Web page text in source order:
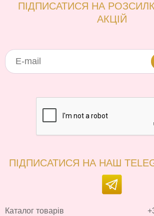
ПІДПИСАТИСЯ НА
АКЦІЙ
ПІДПИСАТИСЯ НА НАШ
Каталог товарів